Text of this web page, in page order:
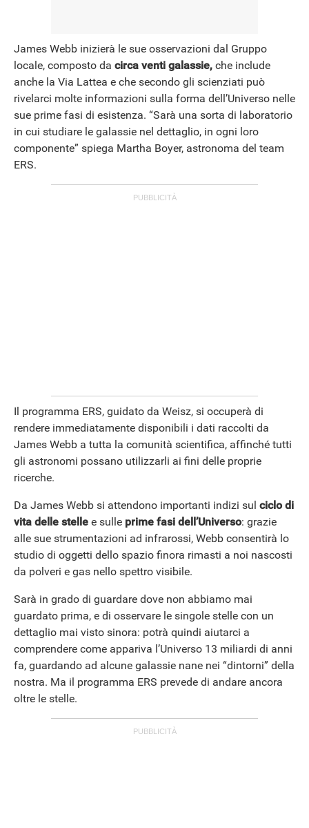
ANDROID
James Webb inizierà le sue osservazioni dal Gruppo
locale, composto da circa venti galassie, che include
anche la Via Lattea e che secondo gli scienziati può
rivelarci molte informazioni sulla forma dell’Universo nelle
sue prime fasi di esistenza. “Sarà una sorta di laboratorio
in cui studiare le galassie nel dettaglio, in ogni loro
componente” spiega Martha Boyer, astronoma del team
ERS.
Il programma ERS, guidato da Weisz, si occuperà di
rendere immediatamente disponibili i dati raccolti da
James Webb a tutta la comunità scientifica, affinché tutti
gli astronomi possano utilizzarli ai fini delle proprie
ricerche.
Da James Webb si attendono importanti indizi sul ciclo di
vita delle stelle e sulle prime fasi dell’Universo: grazie
alle sue strumentazioni ad infrarossi, Webb consentirà lo
studio di oggetti dello spazio finora rimasti a noi nascosti
da polveri e gas nello spettro visibile.
Sarà in grado di guardare dove non abbiamo mai
guardato prima, e di osservare le singole stelle con un
dettaglio mai visto sinora: potrà quindi aiutarci a
comprendere come appariva l’Universo 13 miliardi di anni
fa, guardando ad alcune galassie nane nei “dintorni” della
nostra. Ma il programma ERS prevede di andare ancora
oltre le stelle.